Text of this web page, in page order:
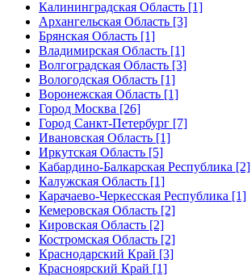
Калининградская Область [1]
Архангельская Область [3]
Брянская Область [1]
Владимирская Область [1]
Волгоградская Область [3]
Вологодская Область [1]
Воронежская Область [1]
Город Москва [26]
Город Санкт-Петербург [7]
Ивановская Область [1]
Иркутская Область [5]
Кабардино-Балкарская Республика [2]
Калужская Область [1]
Карачаево-Черкесская Республика [1]
Кемеровская Область [2]
Кировская Область [2]
Костромская Область [2]
Краснодарский Край [3]
Красноярский Край [1]